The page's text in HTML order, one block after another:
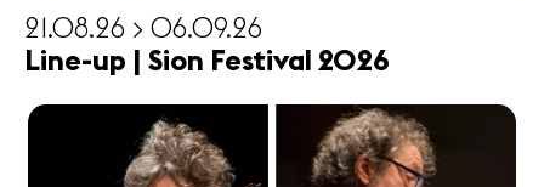
21.08.26 > 06.09.26
Line-up | Sion Festival 2026